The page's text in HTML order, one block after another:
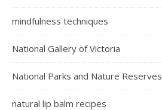
mindfulness techniques
National Gallery of Victoria
National Parks and Nature Reserves
natural lip balm recipes